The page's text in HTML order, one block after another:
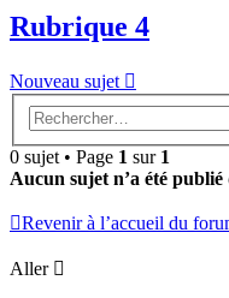
Rubrique 4
Nouveau sujet
0 sujet • Page 1 sur 1
Aucun sujet n’a été
Revenir à l’accueil du
Aller